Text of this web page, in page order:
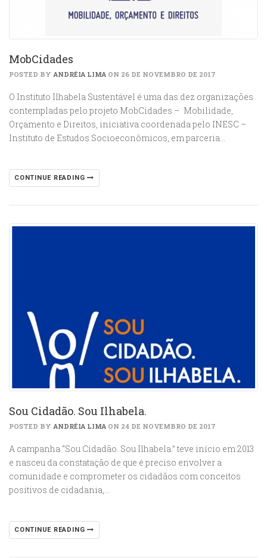
MobCidades
POSTED BY ANDRÉIA LIMA ON 26 DE NOVEMBRO DE 2017
O Instituto Ilhabela Sustentável é uma das dez organizações
contempladas pelo projeto MobCidades – Mobilidade,
Orçamento e Direitos, iniciativa coordenada pelo INESC –
Instituto de Estudos Socioeconômicos, em parceria…
CONTINUE READING
Sou Cidadão. Sou Ilhabela.
POSTED BY ANDRÉIA LIMA ON 24 DE NOVEMBRO DE 2017
A campanha “Sou Cidadão. Sou Ilhabela.” teve início em 2013
e nasceu da constatação de que é preciso envolver a
comunidade e comprometer os cidadãos com conceitos
positivos de cidadania,…
CONTINUE READING